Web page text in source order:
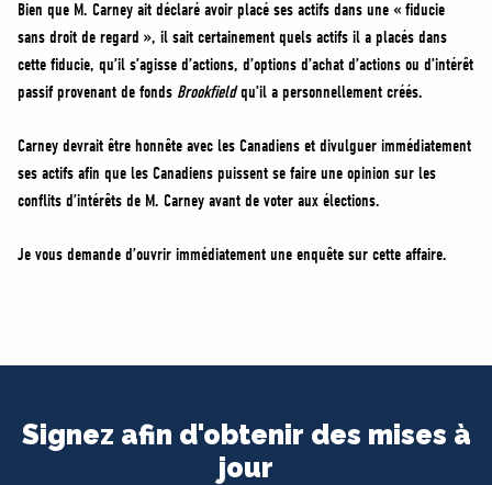
Bien que M. Carney ait déclaré avoir placé ses actifs dans une « fiducie
sans droit de regard », il sait certainement quels actifs il a placés dans
cette fiducie, qu’il s’agisse d’actions, d’options d’achat d’actions ou d’intérêt
passif provenant de fonds Brookfieldqu’il a personnellement créés.
Carney devrait être honnête avec les Canadiens et divulguer immédiatement
ses actifs afin que les Canadiens puissent se faire une opinion sur les
conflits d’intérêts de M. Carney avant de voter aux élections.
Je vous demande d’ouvrir immédiatement une enquête sur cette affaire.
Signez afin d'obtenir des mises à
jour